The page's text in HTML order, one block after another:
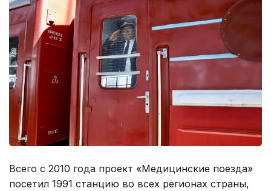
Всего с 2010 года проект «Медицинские поезда»
посетил 1991 станцию во всех регионах страны,